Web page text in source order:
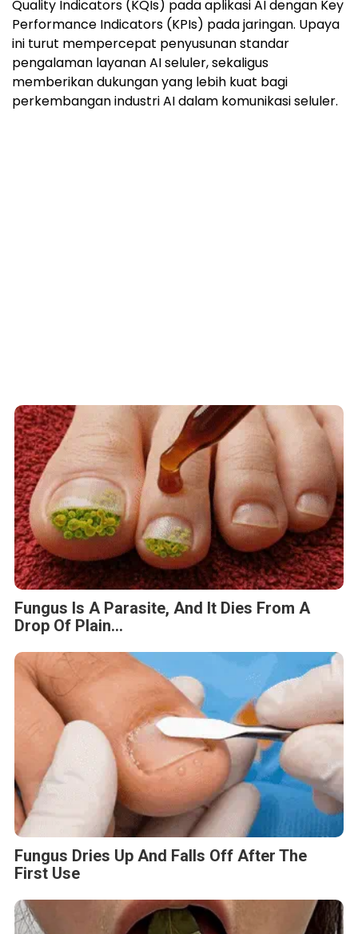
Drop Of Plain...
Fungus Dries Up And Falls Off After The
First Use
This Simple Trick Removes All Parasites
From Your Body!